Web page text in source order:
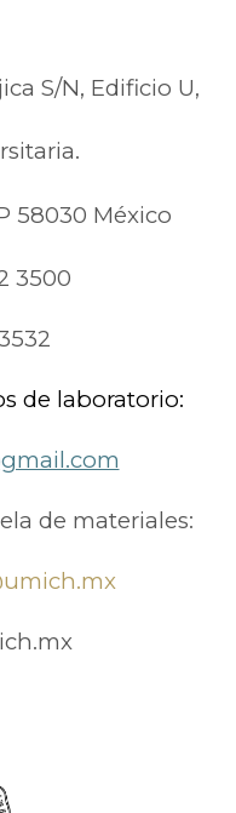
S/N, Edificio U,
58030 México
3500
de laboratorio:
de materiales: